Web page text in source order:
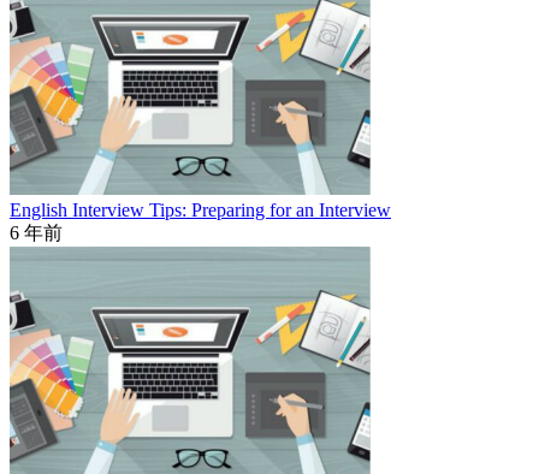
English Interview Tips: Preparing for an Interview
6 年前